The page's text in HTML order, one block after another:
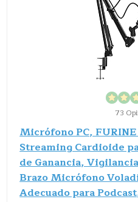
73
Micrófono PC,
Streaming Cardioide
de Ganancia,
Brazo Micrófono
Adecuado para